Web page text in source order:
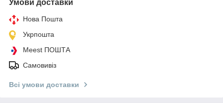
Умови доставки
Нова Пошта
Укрпошта
Meest ПОШТА
Самовивіз
Всі умови доставки